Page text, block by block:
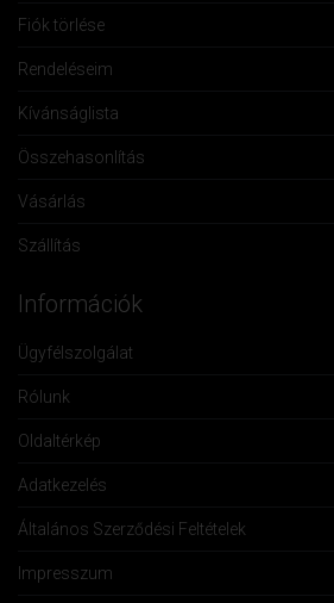
Fiók törlése
Rendeléseim
Kívánságlista
Összehasonlítás
Vásárlás
Szállítás
Információk
Ügyfélszolgálat
Rólunk
Oldaltérkép
Adatkezelés
Általános Szerződési Feltételek
Impresszum